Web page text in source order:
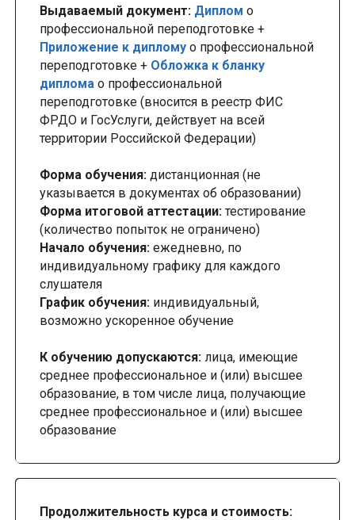
Выдаваемый документ: Диплом о
профессиональной переподготовке +
Приложение к диплому о профессиональной
переподготовке + Обложка к бланку
диплома о профессиональной
переподготовке (вносится в реестр ФИС
ФРДО и ГосУслуги, действует на всей
территории Российской Федерации)
Форма обучения: дистанционная (не
указывается в документах об образовании)
Форма итоговой аттестации: тестирование
(количество попыток не ограничено)
Начало обучения: ежедневно, по
индивидуальному графику для каждого
слушателя
График обучения: индивидуальный,
возможно ускоренное обучение
К обучению допускаются: лица, имеющие
среднее профессиональное и (или) высшее
образование, в том числе лица, получающие
среднее профессиональное и (или) высшее
образование
Продолжительность курса и стоимость: